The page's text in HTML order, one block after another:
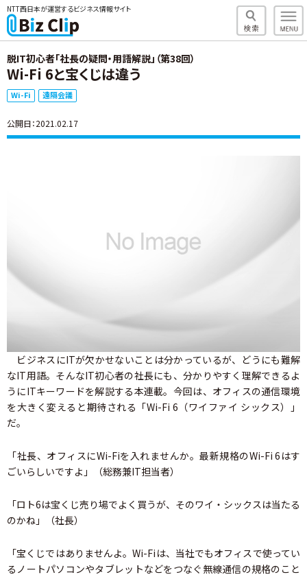
NTT西日本が運営するビジネス情報サイト
脱IT初心者「社長の疑問・用語解説」（第38回）
Wi-Fi 6と宝くじは違う
Wi-Fi 遠隔会議
公開日：2021.02.17
ビジネスにITが欠かせないことは分かっているが、どうにも難解
なIT用語。そんなIT初心者の社長にも、分かりやすく理解できるよ
うにITキーワードを解説する本連載。今回は、オフィスの通信環境
を大きく変えると期待される「Wi-Fi 6（ワイファイ シックス）」
だ。
「社長、オフィスにWi-Fiを入れませんか。最新規格のWi-Fi 6はす
ごいらしいですよ」（総務兼IT担当者）
「ロト6は宝くじ売り場でよく買うが、そのワイ・シックスは当たる
のかね」（社長）
「宝くじではありませんよ。Wi-Fiは、当社でもオフィスで使ってい
るノートパソコンやタブレットなどをつなぐ無線通信の規格のこと